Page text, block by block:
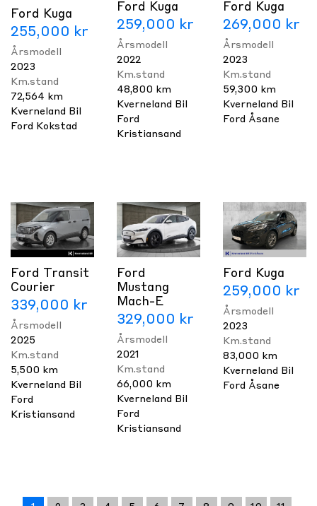
Ford Kuga
255,000 kr
Årsmodell
2023
Km.stand
72,564 km
Kverneland Bil
Ford Kokstad
Ford Kuga
259,000 kr
Årsmodell
2022
Km.stand
48,800 km
Kverneland Bil
Ford
Kristiansand
Ford Kuga
269,000 kr
Årsmodell
2023
Km.stand
59,300 km
Kverneland Bil
Ford Åsane
Ford Transit
Courier
339,000 kr
Årsmodell
2025
Km.stand
5,500 km
Kverneland Bil
Ford
Kristiansand
Ford
Mustang
Mach-E
329,000 kr
Årsmodell
2021
Km.stand
66,000 km
Kverneland Bil
Ford
Kristiansand
Ford Kuga
259,000 kr
Årsmodell
2023
Km.stand
83,000 km
Kverneland Bil
Ford Åsane